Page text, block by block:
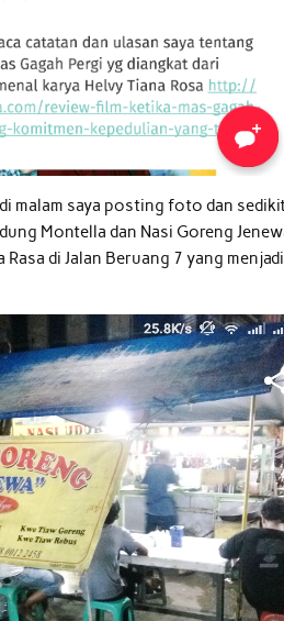
malam saya posting foto dan
Montella dan Nasi Goreng
di Jalan Beruang 7 yang